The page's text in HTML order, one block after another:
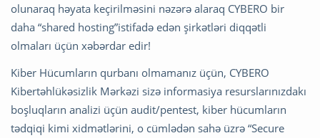
olunaraq həyata keçirilməsini nəzərə alaraq CYBERO bir
daha “shared hosting”istifadə edən şirkətləri diqqətli
olmaları üçün xəbərdar edir!
Kiber Hücumların qurbanı olmamanız üçün, CYBERO
Kibertəhlükəsizlik Mərkəzi sizə informasiya resurslarınızdakı
boşluqların analizi üçün audit/pentest, kiber hücumların
tədqiqi kimi xidmətlərini, o cümlədən sahə üzrə “Secure